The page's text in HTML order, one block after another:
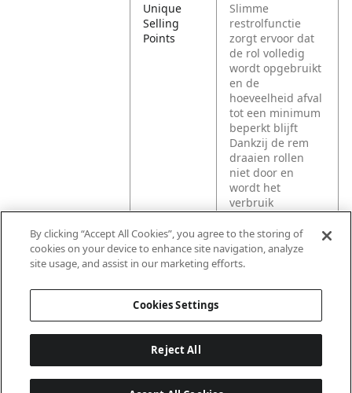
Unique
Selling
Points
Slimme
restrolfunctie
zorgt ervoor dat
de rol volledig
wordt opgebruikt
en de
hoeveelheid afval
tot een minimum
beperkt blijft
Dankzij de rem
draaien rollen
niet door en
wordt het
verbruik
verminderd
Doorzichtig
venster geeft aan
wanneer het tijd
By clicking “Accept All Cookies”, you agree to the storing of
cookies on your device to enhance site navigation, analyze
site usage, and assist in our marketing efforts.
Cookies Settings
Reject All